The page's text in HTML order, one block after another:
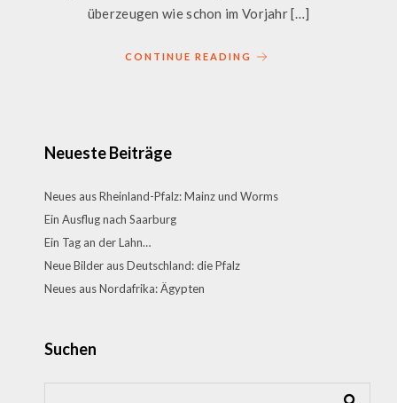
überzeugen wie schon im Vorjahr […]
CONTINUE READING
Neueste Beiträge
Neues aus Rheinland-Pfalz: Mainz und Worms
Ein Ausflug nach Saarburg
Ein Tag an der Lahn…
Neue Bilder aus Deutschland: die Pfalz
Neues aus Nordafrika: Ägypten
Suchen